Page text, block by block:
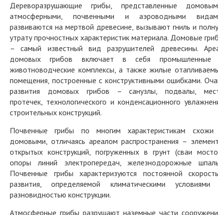
Дереворазрушающие грибы, представленные
атмосферными, почвенными и аэроводными
развиваются на мертвой древесине, вызывают гниль и
утрату прочностных характеристик материала. Домовые
– самый известный вид разрушителей древесины.
домовых грибов включает в себя промышленные
животноводческие комплексы, а также жилые
помещения, построенные с конструктивными ошибками.
развития домовых грибов – санузлы, подвалы,
протечек, технологического и конденсационного
строительных конструкций.
Почвенные грибы по многим характеристикам
домовыми, отличаясь ареалом распространения –
открытых конструкций, погруженных в грунт (сваи
опоры линий электропередач, железнодорожные
Почвенные грибы характеризуются постоянной
развития, определяемой климатическими
разновидностью конструкции.
Атмосферные грибы разрушают наземные части